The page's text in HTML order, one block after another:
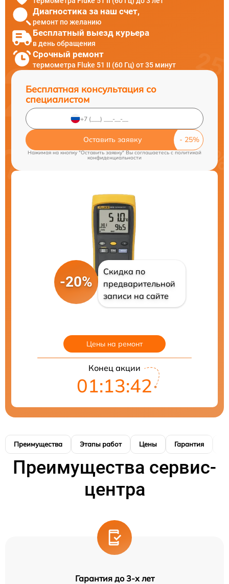
Диагностика за наш счет,
ремонт по желанию
Бесплатный выезд курьера
в день обращения
Срочный ремонт
термометра Fluke 51 II (60 Гц) от 35 минут
Бесплатная консультация со
специалистом
Оставить заявку
Нажимая на кнопку "Оставить заявку" Вы соглашаетесь cполитикой
конфиденциальности
-20%
Скидка по
предварительной
записи на сайте
Цены на ремонт
Конец акции
01:13:41
Преимущества Этапы работ Цены Гарантия
Преимущества сервис-
центра
Гарантия до 3-х лет